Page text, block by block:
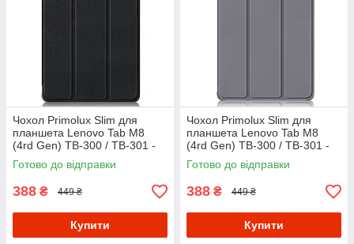
Чохол Primolux Slim для
планшета Lenovo Tab M8
(4rd Gen) TB-300 / TB-301 -
Black
Готово до відправки
388 ₴ 449 ₴
Купити
Чохол Primolux Slim для
планшета Lenovo Tab M8
(4rd Gen) TB-300 / TB-301 -
Grey
Готово до відправки
388 ₴ 449 ₴
Купити